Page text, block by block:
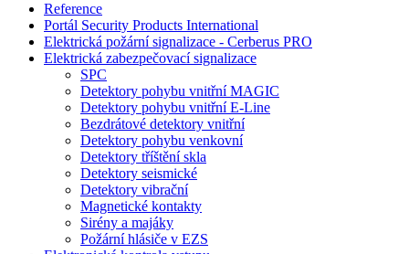
Reference
Portál Security Products International
Elektrická požární signalizace - Cerberus PRO
Elektrická zabezpečovací signalizace
SPC
Detektory pohybu vnitřní MAGIC
Detektory pohybu vnitřní E-Line
Bezdrátové detektory vnitřní
Detektory pohybu venkovní
Detektory tříštění skla
Detektory seismické
Detektory vibrační
Magnetické kontakty
Sirény a majáky
Požární hlásiče v EZS